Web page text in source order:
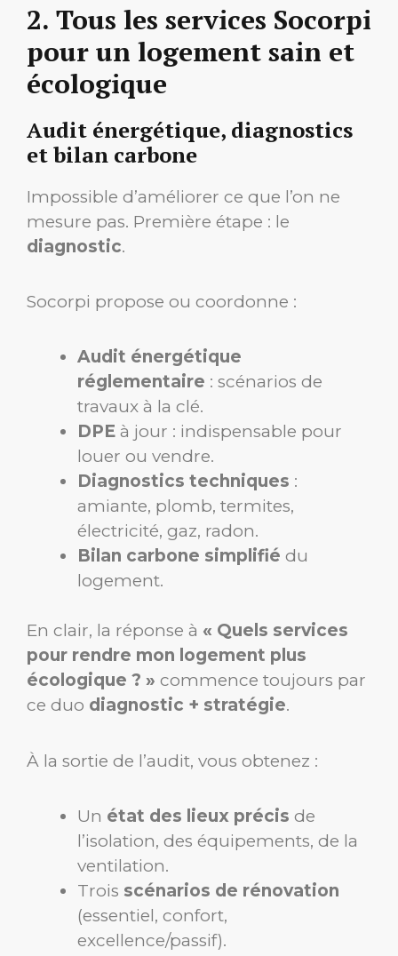
2. Tous les services Socorpi
pour un logement sain et
écologique
Audit énergétique, diagnostics
et bilan carbone
Impossible d’améliorer ce que l’on ne
mesure pas. Première étape : le
diagnostic.
Socorpi propose ou coordonne :
Audit énergétique
réglementaire : scénarios de
travaux à la clé.
DPE à jour : indispensable pour
louer ou vendre.
Diagnostics techniques :
amiante, plomb, termites,
électricité, gaz, radon.
Bilan carbone simplifié du
logement.
En clair, la réponse à « Quels services
pour rendre mon logement plus
écologique ? » commence toujours par
ce duo diagnostic + stratégie.
À la sortie de l’audit, vous obtenez :
Un état des lieux précis de
l’isolation, des équipements, de la
ventilation.
Trois scénarios de rénovation
(essentiel, confort,
excellence/passif).